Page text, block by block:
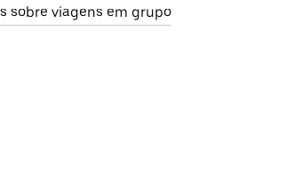
sobre viagens em grupo